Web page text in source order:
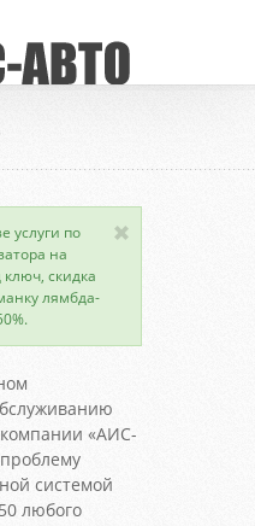
услуги по
на
скидка
лямбда-
«АИС-
системой
любого